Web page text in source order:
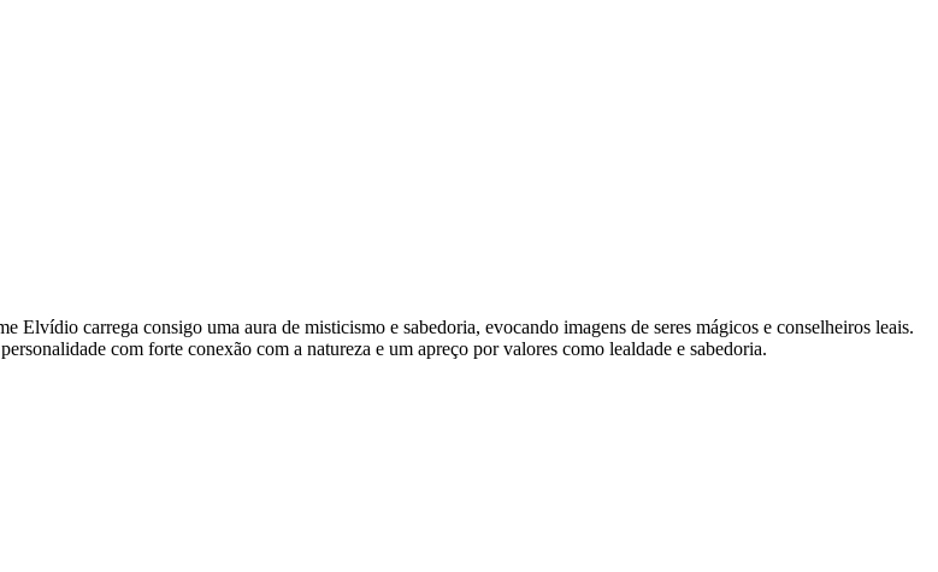
carrega consigo uma aura de misticismo e sabedoria, evocando imagens de seres mágicos e conselheiros leais.
com forte conexão com a natureza e um apreço por valores como lealdade e sabedoria.